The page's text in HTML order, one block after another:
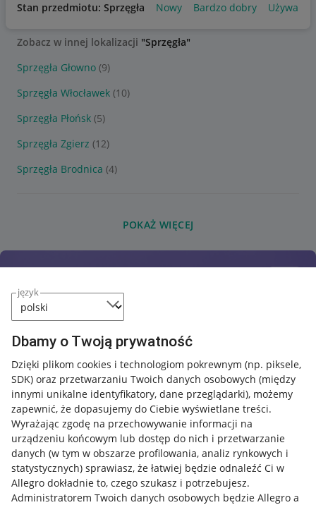
język
Dbamy o Twoją prywatność
Dzięki plikom cookies i technologiom pokrewnym (np. piksele,
SDK) oraz przetwarzaniu Twoich danych osobowych (między
innymi unikalne identyfikatory, dane przeglądarki), możemy
zapewnić, że dopasujemy do Ciebie wyświetlane treści.
Wyrażając zgodę na przechowywanie informacji na
urządzeniu końcowym lub dostęp do nich i przetwarzanie
danych (w tym w obszarze profilowania, analiz rynkowych i
statystycznych) sprawiasz, że łatwiej będzie odnaleźć Ci w
Allegro dokładnie to, czego szukasz i potrzebujesz.
Administratorem Twoich danych osobowych będzie Allegro a
Stan przedmiotu: Sprzęgła Nowy Bardzo dobry Używany
Zobacz w innej lokalizacji "Sprzęgła"
Sprzęgła Głowno (9)
Sprzęgła Włocławek (10)
Sprzęgła Płońsk (5)
Sprzęgła Zgierz (12)
Sprzęgła Brodnica (4)
POKAŻ WIĘCEJ